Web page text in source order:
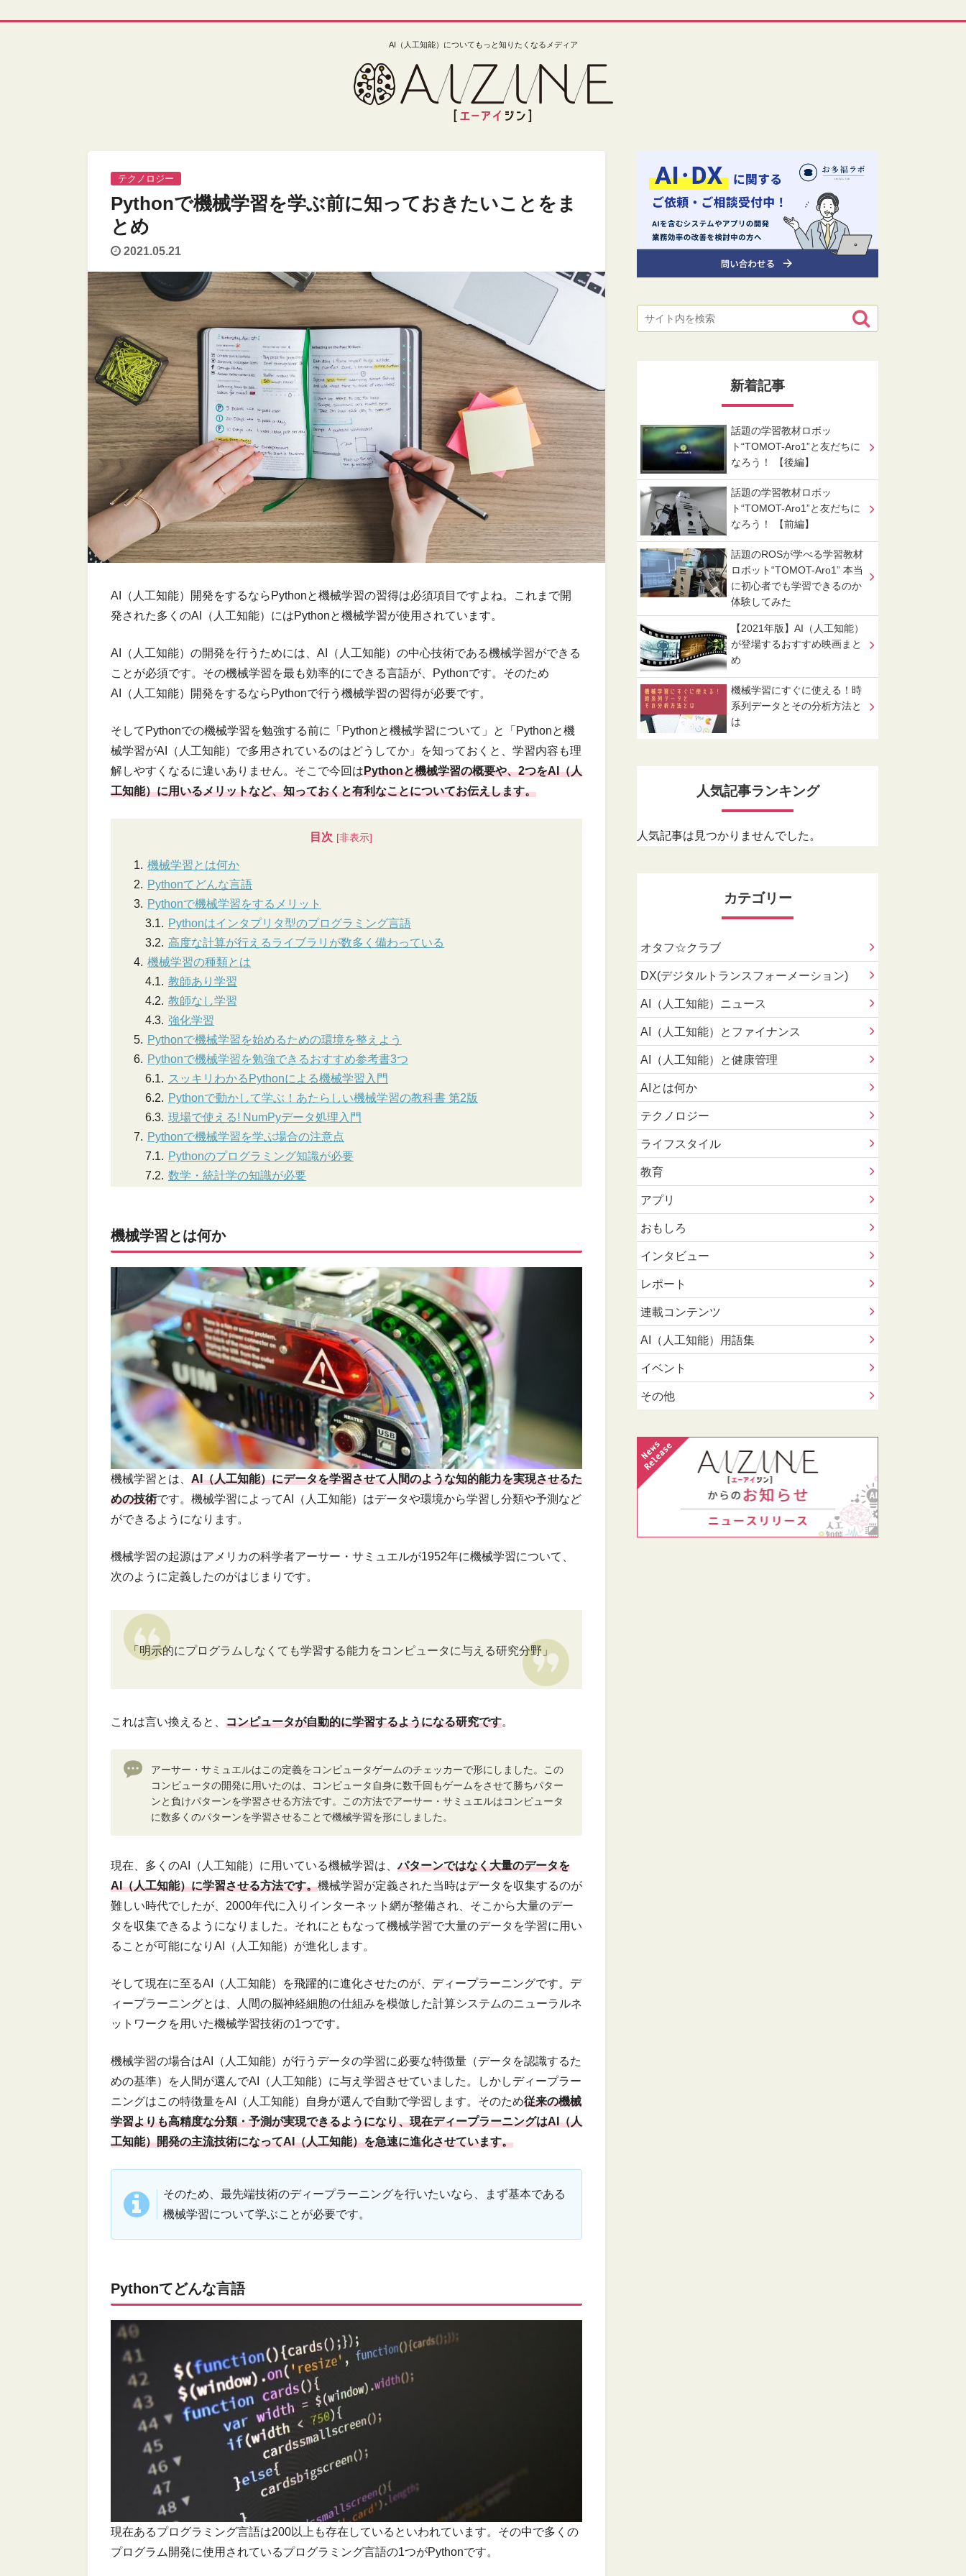
AI（人工知能）についてもっと知りたくなるメディア
テクノロジー
Pythonで機械学習を学ぶ前に知っておきたいことをま
とめ
2021.05.21
AI（人工知能）開発をするならPythonと機械学習の習得は必須項目ですよね。これまで開
発された多くのAI（人工知能）にはPythonと機械学習が使用されています。
AI（人工知能）の開発を行うためには、AI（人工知能）の中心技術である機械学習ができる
ことが必須です。その機械学習を最も効率的にできる言語が、Pythonです。そのため
AI（人工知能）開発をするならPythonで行う機械学習の習得が必要です。
そしてPythonでの機械学習を勉強する前に「Pythonと機械学習について」と「Pythonと機
械学習がAI（人工知能）で多用されているのはどうしてか」を知っておくと、学習内容も理
解しやすくなるに違いありません。そこで今回はPythonと機械学習の概要や、2つをAI（人
工知能）に用いるメリットなど、知っておくと有利なことについてお伝えします。
目次
機械学習とは何か
Pythonてどんな⾔語
Pythonで機械学習をするメリット
Pythonはインタプリタ型のプログラミング言語
高度な計算が行えるライブラリが数多く備わっている
機械学習の種類とは
教師あり学習
教師なし学習
強化学習
Pythonで機械学習を始めるための環境を整えよう
Pythonで機械学習を勉強できるおすすめ参考書3つ
スッキリわかるPythonによる機械学習入門
Pythonで動かして学ぶ！あたらしい機械学習の教科書 第2版
現場で使える! NumPyデータ処理入門
Pythonで機械学習を学ぶ場合の注意点
Pythonのプログラミング知識が必要
数学・統計学の知識が必要
機械学習とは何か
機械学習とは、 AI（人工知能）にデータを学習させて人間のような知的能力を実現させるた
めの技術です。機械学習によってAI（人工知能）はデータや環境から学習し分類や予測など
ができるようになります。
機械学習の起源はアメリカの科学者アーサー・サミュエルが1952年に機械学習について、
次のように定義したのがはじまりです。
「明示的にプログラムしなくても学習する能力をコンピュータに与える研究分野」
これは言い換えると、 コンピュータが自動的に学習するようになる研究です。
アーサー・サミュエルはこの定義をコンピュータゲームのチェッカーで形にしました。この
コンピュータの開発に用いたのは、コンピュータ自身に数千回もゲームをさせて勝ちパター
ンと負けパターンを学習させる方法です。この方法でアーサー・サミュエルはコンピュータ
に数多くのパターンを学習させることで機械学習を形にしました。
現在、多くのAI（人工知能）に用いている機械学習は、パターンではなく大量のデータを
AI（人工知能）に学習させる方法です。機械学習が定義された当時はデータを収集するのが
難しい時代でしたが、2000年代に入りインターネット網が整備され、そこから大量のデー
タを収集できるようになりました。それにともなって機械学習で大量のデータを学習に用い
ることが可能になりAI（人工知能）が進化します。
そして現在に至るAI（人工知能）を飛躍的に進化させたのが、ディープラーニングです。デ
ィープラーニングとは、人間の脳神経細胞の仕組みを模倣した計算システムのニューラルネ
ットワークを用いた機械学習技術の1つです。
機械学習の場合はAI（人工知能）が行うデータの学習に必要な特徴量（データを認識するた
めの基準）を人間が選んでAI（人工知能）に与え学習させていました。しかしディープラー
ニングはこの特徴量をAI（人工知能）自身が選んで自動で学習します。そのため従来の機械
学習よりも高精度な分類・予測が実現できるようになり、現在ディープラーニングはAI（人
工知能）開発の主流技術になってAI（人工知能）を急速に進化させています。
そのため、最先端技術のディープラーニングを行いたいなら、まず基本である
機械学習について学ぶことが必要です。
Pythonてどんな⾔語
現在あるプログラミング言語は200以上も存在しているといわれています。その中で多くの
プログラム開発に使用されているプログラミング言語の1つがPythonです。
新着記事
話題の学習教材ロボッ
ト“TOMOT-Aro1”と友だちに
なろう！ 【後編】
話題の学習教材ロボッ
ト“TOMOT-Aro1”と友だちに
なろう！ 【前編】
話題のROSが学べる学習教材
ロボット“TOMOT-Aro1” 本当
に初心者でも学習できるのか
体験してみた
【2021年版】AI（人工知能）
が登場するおすすめ映画まと
め
機械学習にすぐに使える！時
系列データとその分析方法と
は
人気記事ランキング
人気記事は見つかりませんでした。
カテゴリー
オタフ☆クラブ
DX(デジタルトランスフォーメーション)
AI（人工知能）ニュース
AI（人工知能）とファイナンス
AI（人工知能）と健康管理
AIとは何か
テクノロジー
ライフスタイル
教育
アプリ
おもしろ
インタビュー
レポート
連載コンテンツ
AI（人工知能）用語集
イベント
その他